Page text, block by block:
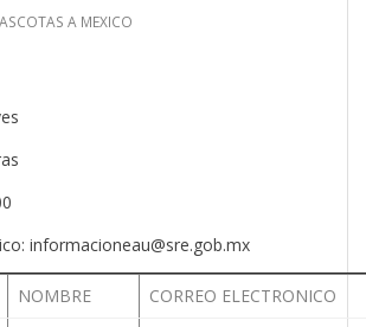
A MEXICO
informacioneau@sre.gob.mx
NOMBRE
CORREO ELECTRONICO